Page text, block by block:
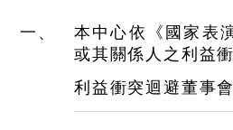
本中心依《國家表
或其關係人之利益
利益衝突迴避董事
避董事會決議公開資訊.pdf